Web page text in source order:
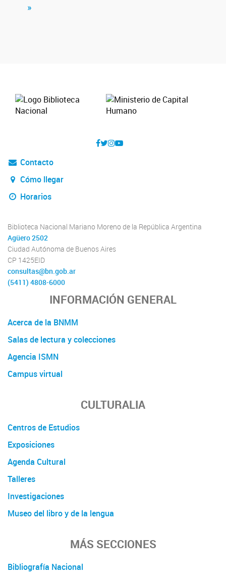
»
Contacto
Cómo llegar
Horarios
Biblioteca Nacional Mariano Moreno de la República Argentina
Agüero 2502
Ciudad Autónoma de Buenos Aires
CP 1425EID
consultas@bn.gob.ar
(5411) 4808-6000
INFORMACIÓN GENERAL
Acerca de la BNMM
Salas de lectura y colecciones
Agencia ISMN
Campus virtual
CULTURALIA
Centros de Estudios
Exposiciones
Agenda Cultural
Talleres
Investigaciones
Museo del libro y de la lengua
MÁS SECCIONES
Bibliografía Nacional